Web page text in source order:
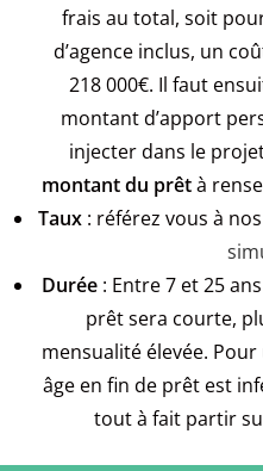
frais au total, soit
d’agence inclus, un
218 000€. Il faut
montant d’apport
injecter dans le
montant du prêtà
Taux: référez vous à
Durée : Entre 7 et 25
prêt sera courte,
mensualité élevée.
âge en fin de prêt est
tout à fait partir